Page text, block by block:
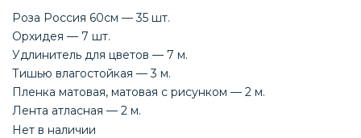
Роза Россия 60см — 35 шт.
Орхидея — 7 шт.
Удлинитель для цветов — 7 м.
Тишью влагостойкая — 3 м.
Пленка матовая, матовая с рисунком — 2 м.
Лента атласная — 2 м.
Нет в наличии